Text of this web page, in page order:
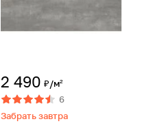
2 490 ₽/м²
6
Забрать завтра